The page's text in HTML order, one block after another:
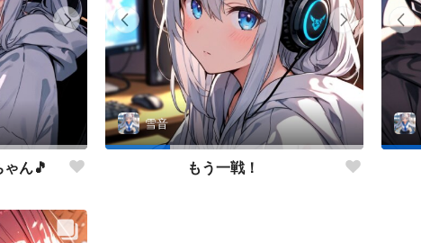
ん🎵
雪音
もう一戦！